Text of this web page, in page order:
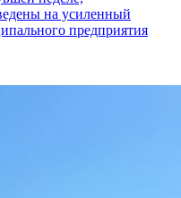
на усиленный
предприятия